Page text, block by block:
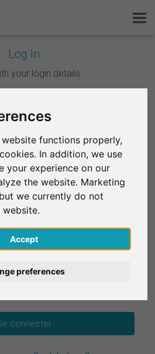
functions properly,
In addition, we use
your experience on our
the website. Marketing
we currently do not
preferences
Log In
your login details.
avec Google
avec Facebook
OU
C'est SurveyCircle
FAQ
S'inscrire gratuitement
S'inscrire
English
Deutsch
Español